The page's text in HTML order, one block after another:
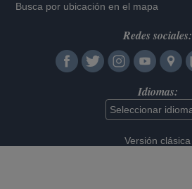
Busca por ubicación en el mapa
Redes sociales:
Idiomas:
Versión clásica